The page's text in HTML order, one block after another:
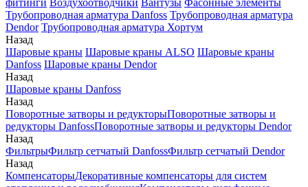
фитинги Воздухоотводчики Вантузы Фасонные элементы
Трубопроводная арматура Danfoss Трубопроводная арматура
Dendor Трубопроводная арматура Хортум
Назад
Шаровые краны Шаровые краны ALSO Шаровые краны
Danfoss Шаровые краны Dendor
Назад
Шаровые краны Danfoss
Назад
Поворотные затворы и редукторыПоворотные затворы и
редукторы DanfossПоворотные затворы и редукторы Dendor
Назад
ФильтрыФильтр сетчатый DanfossФильтр сетчатый Dendor
Назад
КомпенсаторыДекоративные компенсаторы для систем